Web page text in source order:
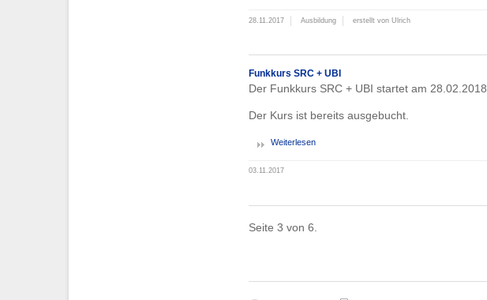
28.11.2017 Ausbildung erstellt von Ulrich
Funkkurs SRC + UBI
Der Funkkurs SRC + UBI startet am 28.02.2018.
Der Kurs ist bereits ausgebucht.
Weiterlesen
03.11.2017
Seite 3 von 6.